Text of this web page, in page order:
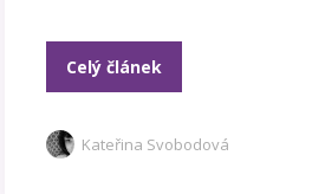
Celý článek
Kateřina Svobodová